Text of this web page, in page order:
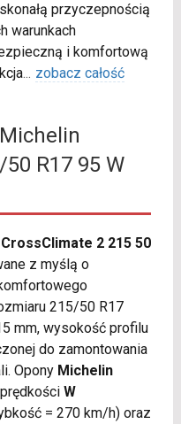
przyczepnością
warunkach
i komfortową
... zobacz całość
R17 95 W
2 215 50
z myślą o
215/50 R17
mm, wysokość profilu
do zamontowania
Opony Michelin
W
= 270 km/h) oraz